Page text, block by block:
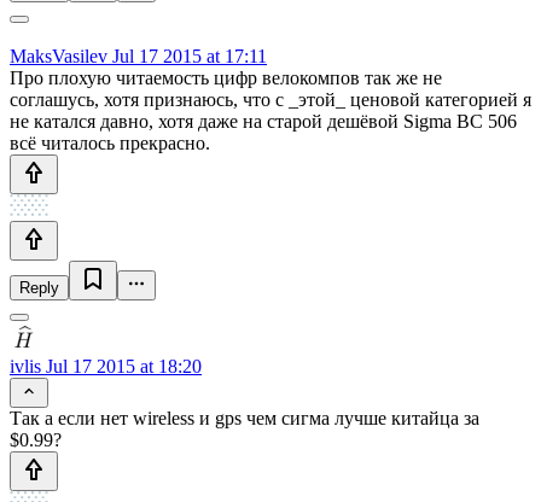
MaksVasilev Jul 17 2015 at 17:11
Про плохую читаемость цифр велокомпов так же не
соглашусь, хотя признаюсь, что с _этой_ ценовой категорией я
не катался давно, хотя даже на старой дешёвой Sigma BC 506
всё читалось прекрасно.
Reply
ivlis Jul 17 2015 at 18:20
Так а если нет wireless и gps чем сигма лучше китайца за
$0.99?